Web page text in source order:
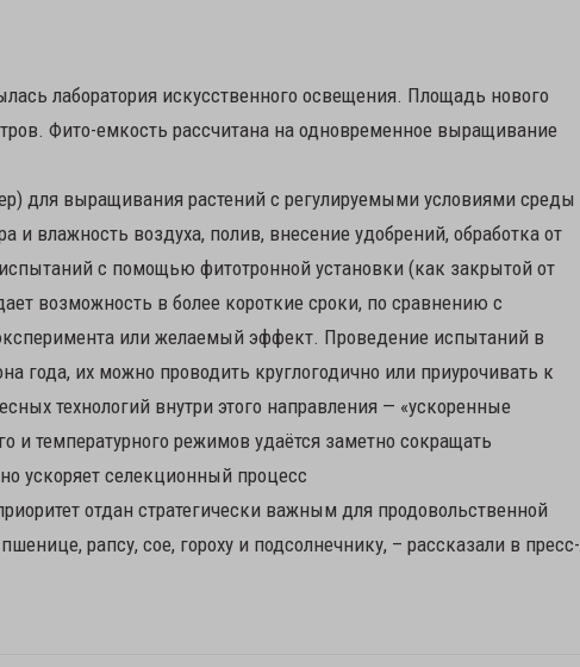
лаборатория искусственного освещения. Площадь нового
Фито-емкость рассчитана на одновременное выращивание
для выращивания растений с регулируемыми условиями среды
и влажность воздуха, полив, внесение удобрений, обработка от
с помощью фитотронной установки (как закрытой от
возможность в более короткие сроки, по сравнению с
или желаемый эффект. Проведение испытаний в
года, их можно проводить круглогодично или приурочивать к
технологий внутри этого направления — «ускоренные
и температурного режимов удаётся заметно сокращать
ускоряет селекционный процесс
отдан стратегически важным для продовольственной
рапсу, сое, гороху и подсолнечнику, – рассказали в пресс-